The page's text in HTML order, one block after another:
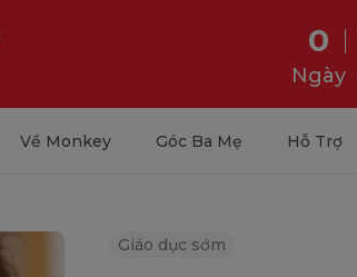
0
Ngày
Về Monkey Góc Ba Mẹ Hỗ Trợ
Giáo dục sớm